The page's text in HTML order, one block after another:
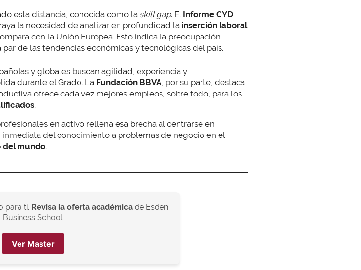
esta distancia, conocida como la skill gap. El Informe CYD
la necesidad de analizar en profundidad la inserción laboral
con la Unión Europea. Esto indica la preocupación
de las tendencias económicas y tecnológicas del país.
y globales buscan agilidad, experiencia y
durante el Grado. La Fundación BBVA, por su parte, destaca
ofrece cada vez mejores empleos, sobre todo, para los
.
en activo rellena esa brecha al centrarse en
del conocimiento a problemas de negocio en el
del mundo.
para ti. Revisa la oferta académica de Esden
Business School.
Ver Master